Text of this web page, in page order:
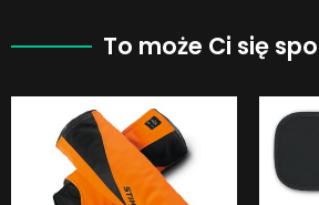
To może Ci się